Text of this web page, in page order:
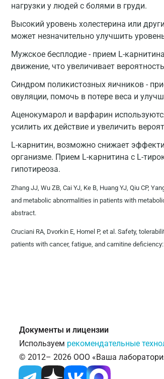
нагрузки у людей с болями в груди.
Высокий уровень холестерина или
может незначительно улучшить
Мужское бесплодие - прием L-
движение, что увеличивает
Синдром поликистозных яичников -
овуляции, помочь в потере веса и
Аценокумарол и варфарин
усилить их действие и увеличить
L-карнитин, возможно снижает
организме. Прием L-карнитина с L-
гипотиреоза.
Zhang JJ, Wu ZB, Cai YJ, Ke B, Huang YJ, Qiu CP,
and metabolic abnormalities in patients with
abstract.
Cruciani RA, Dvorkin E, Homel P, et al. Safety,
patients with cancer, fatigue, and carnitine
Документы и лицензии
Используем рекомендательные
© 2012– 2026 ООО «Ваша